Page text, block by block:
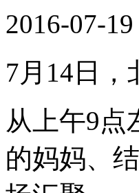
2016-07-
7月14日，
从上午9点
的妈妈、